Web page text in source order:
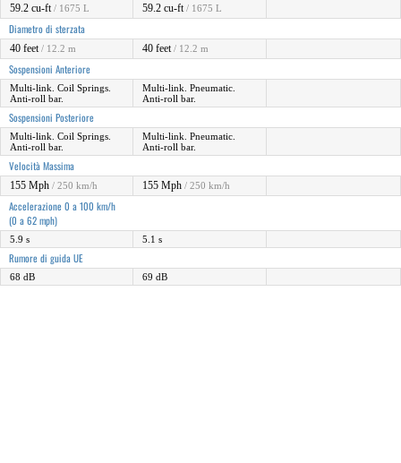
59.2 cu-ft / 1675 L 59.2 cu-ft / 1675 L
Diametro di sterzata
40 feet / 12.2 m 40 feet / 12.2 m
Sospensioni Anteriore
Multi-link. Coil Springs.
Anti-roll bar.
Multi-link. Pneumatic.
Anti-roll bar.
Sospensioni Posteriore
Multi-link. Coil Springs.
Anti-roll bar.
Multi-link. Pneumatic.
Anti-roll bar.
Velocità Massima
155 Mph / 250 km/h 155 Mph / 250 km/h
Accelerazione 0 a 100 km/h
(0 a 62 mph)
5.9 s 5.1 s
Rumore di guida UE
68 dB 69 dB